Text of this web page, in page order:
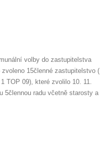
volby do zastupitelstva
15členné zastupitelstvo (
TOP 09), které zvolilo 10. 11.
5člennou radu včetně starosty a